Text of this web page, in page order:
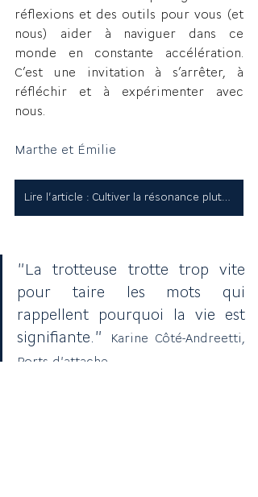
réflexions et des outils pour vous (et
nous)
aider à naviguer dans ce
monde en constante accélération.
C’est une invitation à s’arrêter, à
réfléchir et à expérimenter avec
nous.
Marthe et Émilie
Lire l'article : Cultiver la résonance plutôt que l'épuisement
"La trotteuse trotte trop vite
pour taire les mots qui
rappellent pourquoi la vie est
signifiante."
Karine Côté-Andreetti,
Ports d'attache